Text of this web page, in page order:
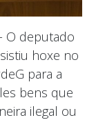
O deputado
hoxe no
para a
bens que
ilegal ou